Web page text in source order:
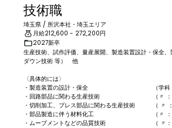
技術職
埼玉県 / 所沢本社・埼玉エリア
月給212,600 - 272,200円
2027新卒
生産技術、試作評価、量産展開、製造装置設計・保全
ダウン技術 等）　他
〈具体的には〉
・製造装置の設計・保全　　　　　　　　　　　（学科
・回路部品に関わる生産技術　　　　　　　　　（〃 ：
・切削加工、プレス部品に関わる生産技術　　　（ 〃
・部品製造に伴う材料化工　　　　　　　　　　（〃 ：
・ムーブメントなどの品質技術　　　　　　　　（ 〃